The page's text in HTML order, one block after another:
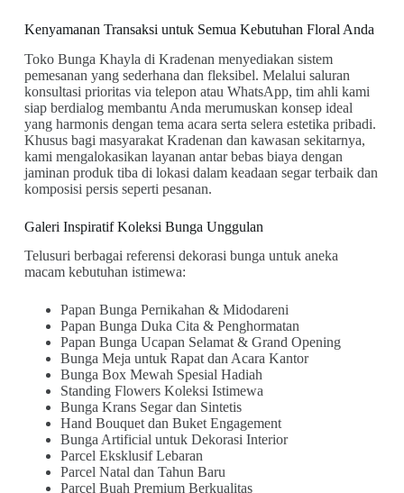
Kenyamanan Transaksi untuk Semua Kebutuhan Floral Anda
Toko Bunga Khayla di Kradenan menyediakan sistem
pemesanan yang sederhana dan fleksibel. Melalui saluran
konsultasi prioritas via telepon atau WhatsApp, tim ahli kami
siap berdialog membantu Anda merumuskan konsep ideal
yang harmonis dengan tema acara serta selera estetika pribadi.
Khusus bagi masyarakat Kradenan dan kawasan sekitarnya,
kami mengalokasikan layanan antar bebas biaya dengan
jaminan produk tiba di lokasi dalam keadaan segar terbaik dan
komposisi persis seperti pesanan.
Galeri Inspiratif Koleksi Bunga Unggulan
Telusuri berbagai referensi dekorasi bunga untuk aneka
macam kebutuhan istimewa:
Papan Bunga Pernikahan & Midodareni
Papan Bunga Duka Cita & Penghormatan
Papan Bunga Ucapan Selamat & Grand Opening
Bunga Meja untuk Rapat dan Acara Kantor
Bunga Box Mewah Spesial Hadiah
Standing Flowers Koleksi Istimewa
Bunga Krans Segar dan Sintetis
Hand Bouquet dan Buket Engagement
Bunga Artificial untuk Dekorasi Interior
Parcel Eksklusif Lebaran
Parcel Natal dan Tahun Baru
Parcel Buah Premium Berkualitas